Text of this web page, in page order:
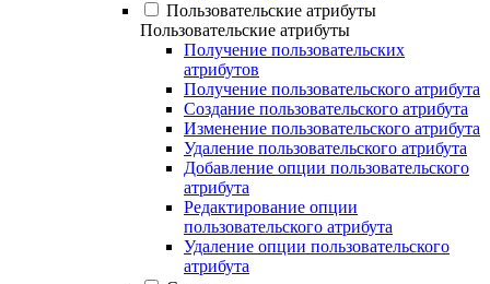
Пользовательские атрибуты
Пользовательские атрибуты
Получение пользовательских
атрибутов
Получение пользовательского атрибута
Создание пользовательского атрибута
Изменение пользовательского атрибута
Удаление пользовательского атрибута
Добавление опции пользовательского
атрибута
Редактирование опции
пользовательского атрибута
Удаление опции пользовательского
атрибута